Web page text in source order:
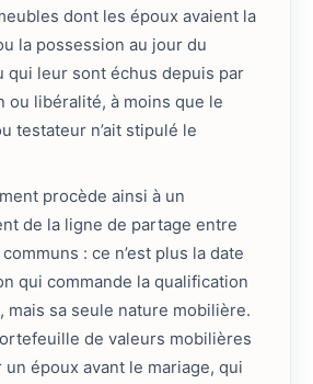
dont les époux avaient la
la possession au jour du
qui leur sont échus depuis par
ou libéralité, à moins que le
testateur n’ait stipulé le
procède ainsi à un
de la ligne de partage entre
: ce n’est plus la date
qui commande la qualification
mais sa seule nature mobilière.
de valeurs mobilières
un époux avant le mariage, qui